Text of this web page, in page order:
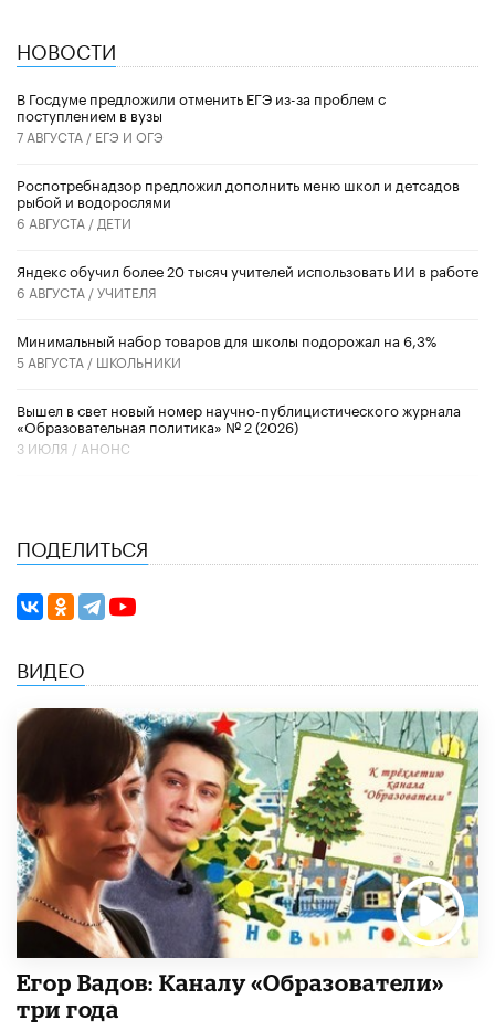
НОВОСТИ
В Госдуме предложили отменить ЕГЭ из-за проблем с
поступлением в вузы
7 АВГУСТА / ЕГЭ И ОГЭ
Роспотребнадзор предложил дополнить меню школ и детсадов
рыбой и водорослями
6 АВГУСТА / ДЕТИ
​Яндекс обучил более 20 тысяч учителей использовать ИИ в работе
6 АВГУСТА /УЧИТЕЛЯ
Минимальный набор товаров для школы подорожал на 6,3%
5 АВГУСТА / ШКОЛЬНИКИ
Вышел в свет новый номер научно-публицистического журнала
«Образовательная политика» № 2 (2026)
3 ИЮЛЯ / АНОНС
ПОДЕЛИТЬСЯ
ВИДЕО
Егор Вадов: Каналу «Образователи»
три года